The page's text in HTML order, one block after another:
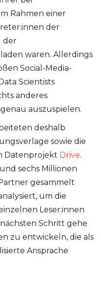
Rahmen einer
der
der
waren. Allerdings
Social-Media-
Scientists
anderes
auszuspielen.
deshalb
sowie die
Datenprojekt Drive.
sechs Millionen
gesammelt
um die
Leser:innen
Schritt gehe
zu entwickeln, die als
Ansprache